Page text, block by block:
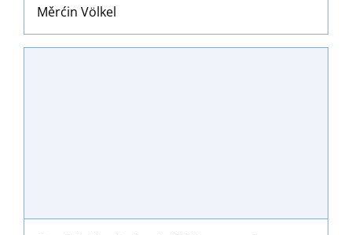
Měrćin Völkel